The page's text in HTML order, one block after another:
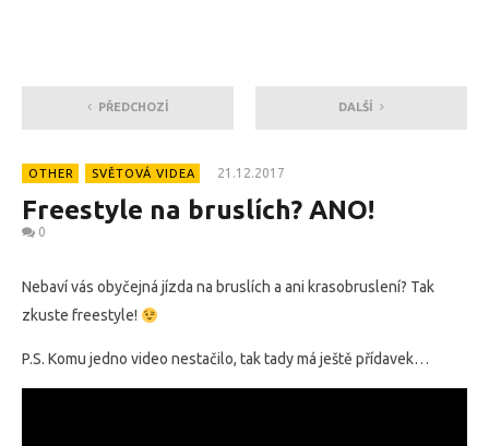
PŘEDCHOZÍ DALŠÍ
OTHER SVĚTOVÁ VIDEA 21.12.2017
Freestyle na bruslích? ANO!
0
Nebaví vás obyčejná jízda na bruslích a ani krasobruslení? Tak
zkuste freestyle!
P.S. Komu jedno video nestačilo, tak tady má ještě přídavek…